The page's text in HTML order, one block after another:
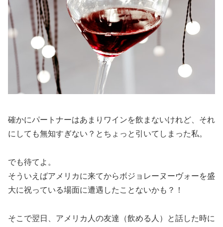
確かにパートナーはあまりワインを飲まないけれど、それ
にしても無知すぎない？とちょっと引いてしまった私。
でも待てよ。
そういえばアメリカに来てからボジョレーヌーヴォーを盛
大に祝っている場面に遭遇したことないかも？！
そこで翌日、アメリカ人の友達（飲める人）と話した時に